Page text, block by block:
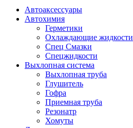
Автоаксессуары
Автохимия
Герметики
Охлаждающие жидкости
Спец Смазки
Спецжидкости
Выхлопная система
Выхлопная труба
Глушитель
Гофра
Приемная труба
Резонатр
Хомуты